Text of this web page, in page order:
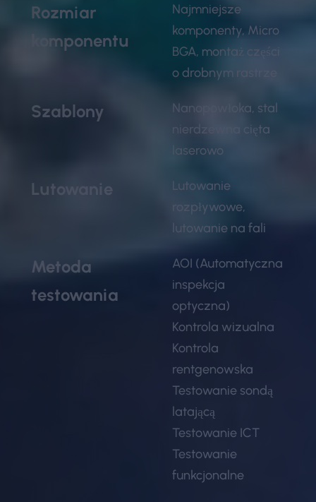
Rozmiar
komponentu
Najmniejsze
komponenty, Micro
BGA, montaż części
o drobnym rastrze
Szablony
Nanopowłoka, stal
nierdzewna cięta
laserowo
Lutowanie
Lutowanie
rozpływowe,
lutowanie na fali
Metoda
testowania
AOI (Automatyczna
inspekcja
optyczna)
Kontrola wizualna
Kontrola
rentgenowska
Testowanie sondą
latającą
Testowanie ICT
Testowanie
funkcjonalne